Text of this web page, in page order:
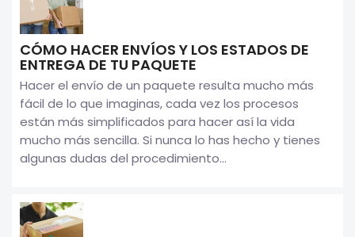
CÓMO HACER ENVÍOS Y LOS ESTADOS DE
ENTREGA DE TU PAQUETE
Hacer el envío de un paquete resulta mucho más
fácil de lo que imaginas, cada vez los procesos
están más simplificados para hacer así la vida
mucho más sencilla. Si nunca lo has hecho y tienes
algunas dudas del procedimiento...